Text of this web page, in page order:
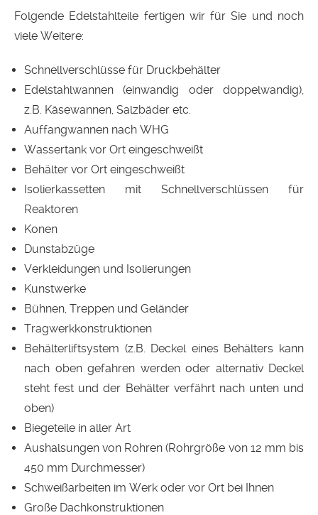
Folgende Edelstahlteile fertigen wir für Sie und noch
viele Weitere:
Schnellverschlüsse für Druckbehälter
Edelstahlwannen (einwandig oder doppelwandig),
z.B. Käsewannen, Salzbäder etc.
Auffangwannen nach WHG
Wassertank vor Ort eingeschweißt
Behälter vor Ort eingeschweißt
Isolierkassetten mit Schnellverschlüssen für
Reaktoren
Konen
Dunstabzüge
Verkleidungen und Isolierungen
Kunstwerke
Bühnen, Treppen und Geländer
Tragwerkkonstruktionen
Behälterliftsystem (z.B. Deckel eines Behälters kann
nach oben gefahren werden oder alternativ Deckel
steht fest und der Behälter verfährt nach unten und
oben)
Biegeteile in aller Art
Aushalsungen von Rohren (Rohrgröße von 12 mm bis
450 mm Durchmesser)
Schweißarbeiten im Werk oder vor Ort bei Ihnen
Große Dachkonstruktionen